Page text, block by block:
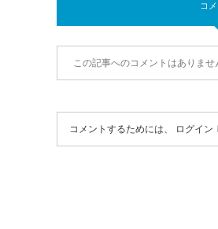
コ
この記事へのコメントはありませ
コメントするためには、 ログイン